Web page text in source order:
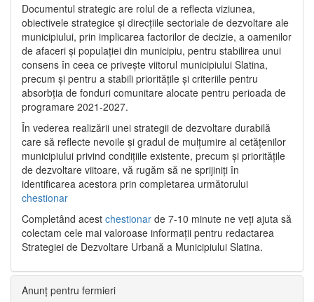
Documentul strategic are rolul de a reflecta viziunea,
obiectivele strategice și direcțiile sectoriale de dezvoltare ale
municipiului, prin implicarea factorilor de decizie, a oamenilor
de afaceri și populației din municipiu, pentru stabilirea unui
consens în ceea ce privește viitorul municipiului Slatina,
precum și pentru a stabili prioritățile și criteriile pentru
absorbția de fonduri comunitare alocate pentru perioada de
programare 2021-2027.
În vederea realizării unei strategii de dezvoltare durabilă
care să reflecte nevoile și gradul de mulțumire al cetățenilor
municipiului privind condițiile existente, precum și prioritățile
de dezvoltare viitoare, vă rugăm să ne sprijiniți în
identificarea acestora prin completarea următorului
chestionar
Completând acest chestionar de 7-10 minute ne veți ajuta să
colectam cele mai valoroase informații pentru redactarea
Strategiei de Dezvoltare Urbană a Municipiului Slatina.
Anunț pentru fermieri